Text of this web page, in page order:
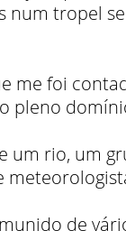
num tropel
me foi
pleno
um rio, um
de